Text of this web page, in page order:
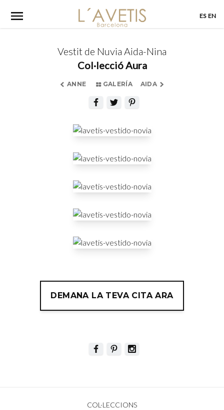
content
ES EN
Vestit de Nuvia Aida-Nina
Col·lecció Aura
ANNE GALERÍA AIDA
DEMANA LA TEVA CITA ARA
COL·LECCIONS